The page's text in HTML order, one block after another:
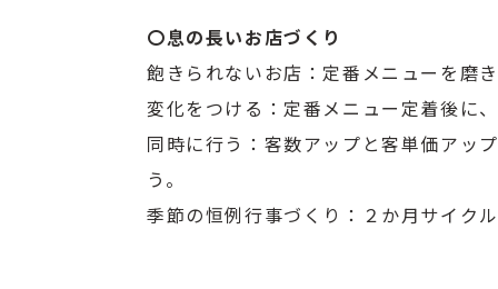
〇息の長いお店づくり
飽きられないお店：定番メニューを磨
変化をつける：定番メニュー定着後に
同時に行う：客数アップと客単価アッ
う。
季節の恒例行事づくり：２か月サイク